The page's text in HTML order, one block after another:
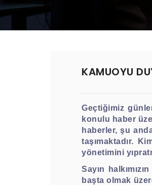
KAMUOYU
Geçtiğimiz
konulu haber
haberler, şu
taşımaktadır.
yönetimini
Sayın
başta olmak